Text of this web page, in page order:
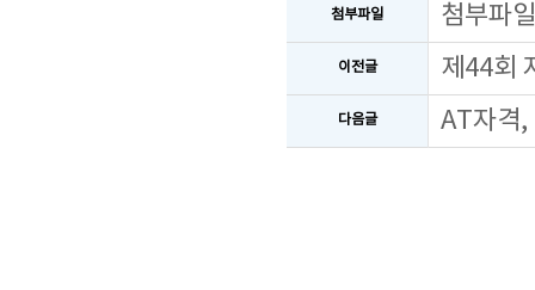
첨부파일 첨부파
이전글 제44회
다음글 AT자격,